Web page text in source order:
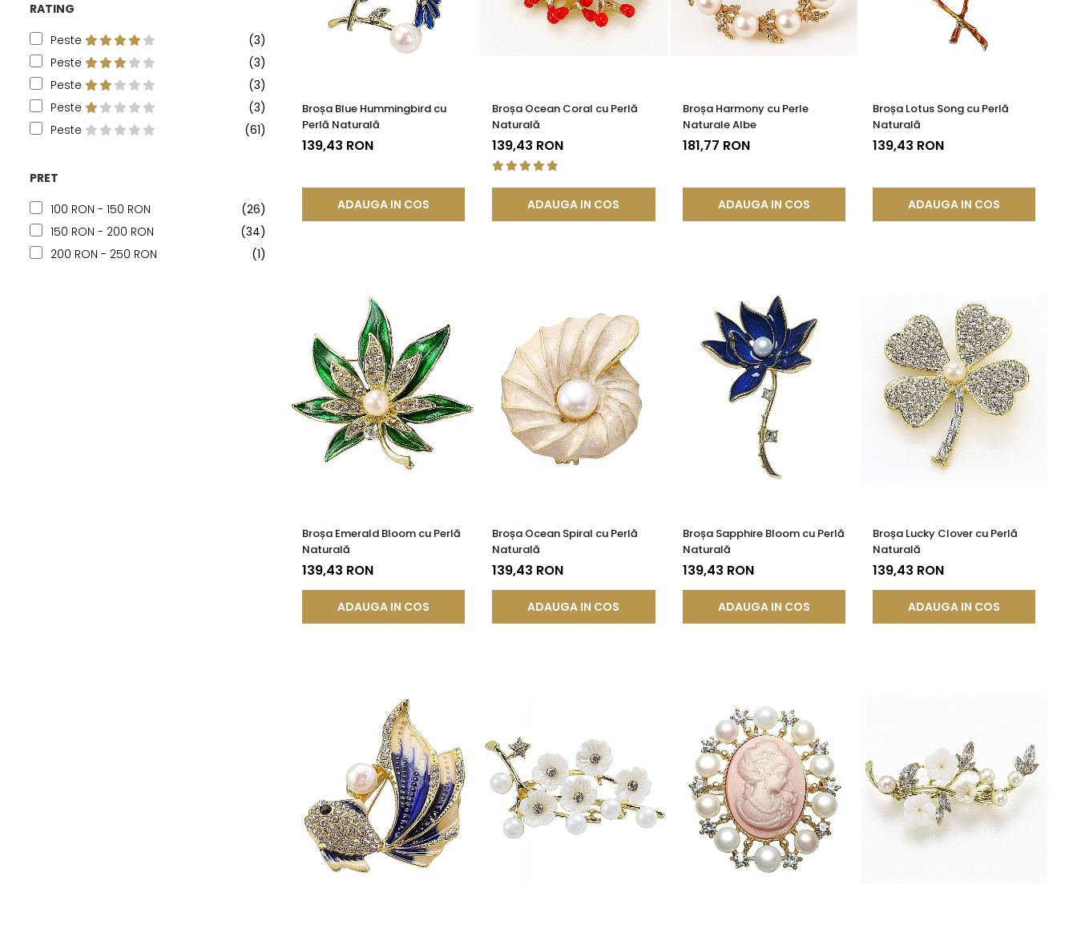
RATING
Peste
(3)
Peste
(3)
Peste
(3)
Peste
(3)
Peste
(61)
PRET
100 RON - 150 RON
(26)
150 RON - 200 RON
(34)
200 RON - 250 RON
(1)
Broșa Blue Hummingbird cu
Perlă Naturală
139,43 RON
ADAUGA IN COS
Broșa Ocean Coral cu Perlă
Naturală
139,43 RON
ADAUGA IN COS
Broșa Harmony cu Perle
Naturale Albe
181,77 RON
ADAUGA IN COS
Broșa Lotus Song cu Perlă
Naturală
139,43 RON
ADAUGA IN COS
Broșa Emerald Bloom cu Perlă
Naturală
139,43 RON
ADAUGA IN COS
Broșa Ocean Spiral cu Perlă
Naturală
139,43 RON
ADAUGA IN COS
Broșa Sapphire Bloom cu Perlă
Naturală
139,43 RON
ADAUGA IN COS
Broșa Lucky Clover cu Perlă
Naturală
139,43 RON
ADAUGA IN COS